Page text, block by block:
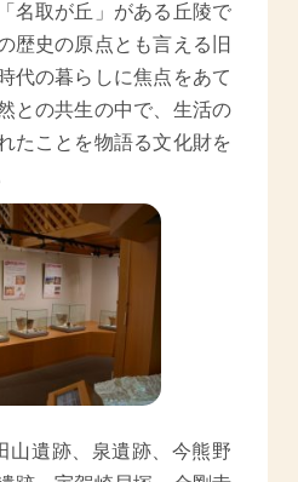
名取が丘」がある丘陵で
歴史の原点とも言える旧
代の暮らしに焦点をあて
との共生の中で、生活の
たことを物語る文化財を
山遺跡、泉遺跡、今熊野